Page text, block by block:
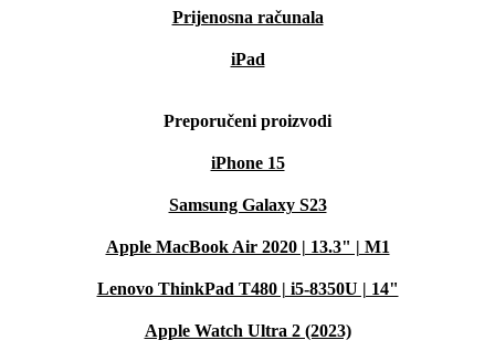
Prijenosna računala
iPad
Preporučeni proizvodi
iPhone 15
Samsung Galaxy S23
Apple MacBook Air 2020 | 13.3" | M1
Lenovo ThinkPad T480 | i5-8350U | 14"
Apple Watch Ultra 2 (2023)